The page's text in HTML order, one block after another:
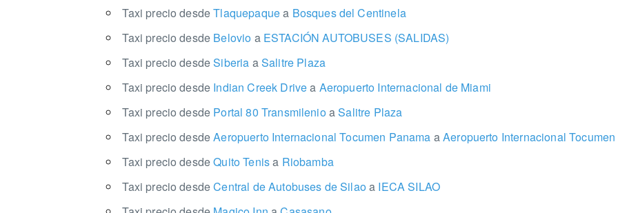
Taxi precio desdeTlaquepaquea Bosques del Centinela
Taxi precio desde Belovio aESTACIÓN AUTOBUSES (SALIDAS)
Taxi precio desdeSiberia aSalitre Plaza
Taxi precio desde Indian Creek Drivea Aeropuerto Internacional de Miami
Taxi precio desde Portal 80 TransmilenioaSalitre Plaza
Taxi precio desdeAeropuerto Internacional Tocumen Panama aAeropuerto Internacional
Taxi precio desdeQuito Tenisa Riobamba
Taxi precio desdeCentral de Autobuses de Silaoa IECA SILAO